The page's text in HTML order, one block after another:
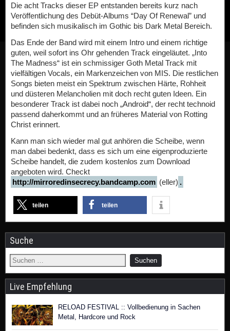
Die acht Tracks dieser EP entstanden bereits kurz nach
Veröffentlichung des Debüt-Albums “Day Of Renewal” und
befinden sich musikalisch im Gothic bis Dark Metal Bereich.
Das Ende der Band wird mit einem Intro und einem richtige
guten, weil sofort ins Ohr gehenden Track eingeläutet. „Into
The Madness“ ist ein schmissiger Goth Metal Track mit
vielfältigen Vocals, ein Markenzeichen von MIS. Die restlichen
Songs bieten meist ein Spektrum zwischen Härte, Rohheit
und düsteren Melancholien mit doch recht guten Ideen. Ein
besonderer Track ist dabei noch „Android“, der recht technoid
passend daherkommt und an früheres Material von Rotting
Christ erinnert.
Kann man sich wieder mal gut anhören die Scheibe, wenn
man dabei bedenkt, dass es sich um eine eigenproduzierte
Scheibe handelt, die zudem kostenlos zum Download
angeboten wird. Checkt
http://mirroredinsecrecy.bandcamp.com (eller) .
teilen teilen
Suche
Live Empfehlung
RELOAD FESTIVAL :: Vollbedienung in Sachen
Metal, Hardcore und Rock